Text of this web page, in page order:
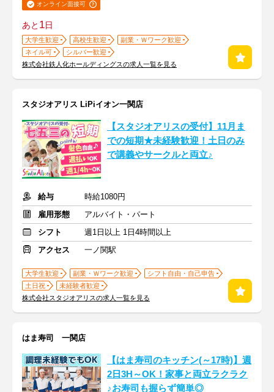
オンライン面接可
あと 1日
大学生歓迎 高校生歓迎
副業・Ｗワーク歓迎
ネイル可
シルバー歓迎
株式会社鉄人化ホールディングスの求人一覧を見る
スタジオアリス LiPiイオン一関店
【スタジオアリスの受付】11月ま
での短期★未経験歓迎！土日のみ
で講義やサークルと両立♪
給与
時給1080円
雇用形態
アルバイト・パート
シフト
週1日以上 1日4時間以上
アクセス
一ノ関駅
大学生歓迎 副業・Ｗワーク歓迎
シフト自由・自己申告
土日祝
未経験者歓迎
株式会社スタジオアリスの求人一覧を見る
はま寿司 一関店
【はま寿司のキッチン(～17時)】週
2日3H～OK！家事と両立ラクラク
♪お寿司も握らず簡単◎